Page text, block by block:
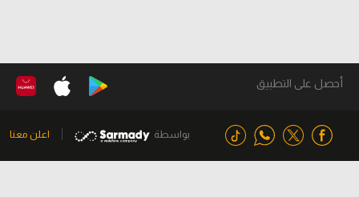
أحصل على التطبيق
بواسطة اعلن معنا